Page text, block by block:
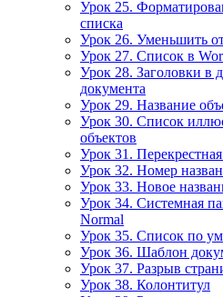
Урок 25.
списка
Урок 26. Уменьшить
Урок 27. Список в
Урок 28. Заголовки в
документа
Урок 29. Название
Урок 30. Список
объектов
Урок 31.
Урок 32. Номер
Урок 33. Новое
Урок 34. Системная
Normal
Урок 35. Список по
Урок 36. Шаблон
Урок 37. Разрыв
Урок 38. Колонтитул